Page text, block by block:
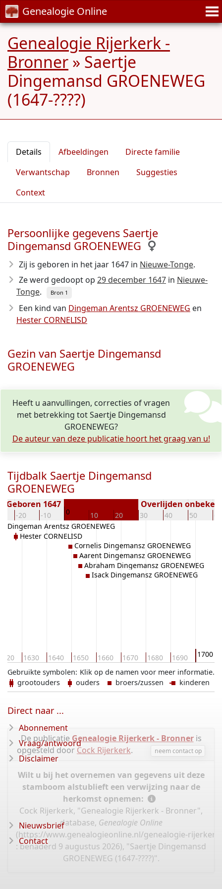
Genealogie Online
Genealogie Rijerkerk -
Bronner » Saertje
Dingemansd GROENEWEG
(1647-????)
Details Afbeeldingen
Directe familie
Verwantschap
Bronnen
Suggesties
Context
Persoonlijke gegevens Saertje
Dingemansd GROENEWEG
Zij is geboren in het jaar 1647 in Nieuwe-Tonge.
Ze werd gedoopt op 29 december 1647 in Nieuwe-
Tonge. Bron 1
Een kind van Dingeman Arentsz GROENEWEG en
Hester CORNELISD
Gezin van Saertje Dingemansd
GROENEWEG
Heeft u aanvullingen, correcties of vragen
met betrekking tot Saertje Dingemansd
GROENEWEG?
De auteur van deze publicatie hoort het graag van u!
Tijdbalk Saertje Dingemansd
GROENEWEG
-20 -10 0 10 20 30 40 50
Geboren 1647 Overlijden
1630 1640 1650 1660 1670 1680 1690 1700
Dingeman Arentsz GROENEWEG
Hester CORNELISD
Cornelis Dingemansz GROENEWEG
Aarent Dingemansz GROENEWEG
Abraham Dingemansz GROENEWEG
Isack Dingemansz GROENEWEG
Klik op de namen voor meer informatie.
Gebruikte symbolen:
grootouders
ouders broers/zussen kinderen
De publicatie Genealogie Rijerkerk - Bronneris
opgesteld door Cock Rijerkerk. neem contact op
Wilt u bij het overnemen van gegevens uit deze
stamboom alstublieft een verwijzing naar de
herkomst opnemen:
Cock Rijerkerk, "Genealogie Rijerkerk - Bronner",
database, Genealogie Online
(https://www.genealogieonline.nl/genealogie-
: benaderd 9 augustus 2026), "Saertje Dingemansd
GROENEWEG (1647-????)".
Direct naar ...
Abonnement
Vraag/antwoord
Disclaimer
Nieuwsbrief
Contact